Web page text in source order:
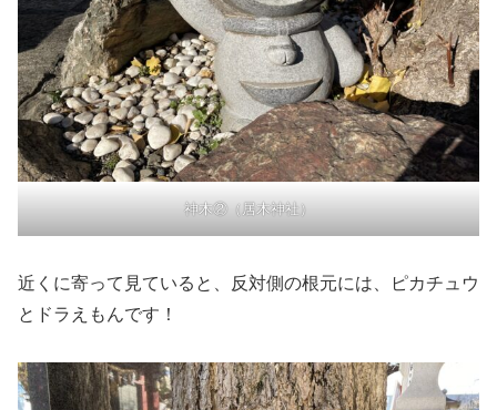
神木②（居木神社）
近くに寄って見ていると、反対側の根元には、ピカチュウ
とドラえもんです！